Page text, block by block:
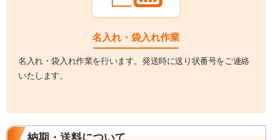
名入れ・袋入れ作業
名入れ・袋入れ作業を行います。発送時に送り状番号をご連絡
いたします。